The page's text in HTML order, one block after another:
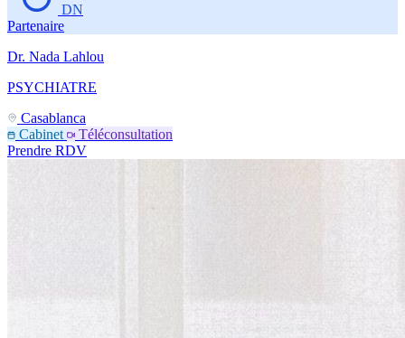
DN
Partenaire
Dr. Nada Lahlou
PSYCHIATRE
Casablanca
Cabinet
Téléconsultation
Prendre RDV